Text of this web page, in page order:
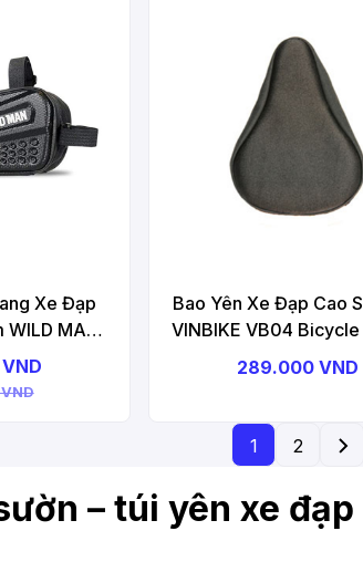
Xe Đạp
MAN
Tube Bag
Bao Yên Xe Đạp Cao
VINBIKE VB04
Cover
289.000 VND
1 2
– túi yên xe